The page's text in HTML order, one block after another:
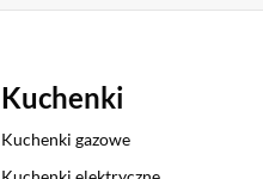
Kuchenki
Kuchenki gazowe